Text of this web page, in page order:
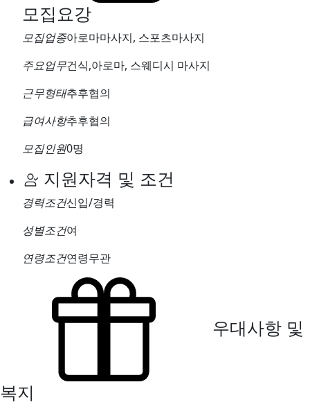
모집요강
모집업종아로마마사지, 스포츠마사지
주요업무건식,아로마, 스웨디시 마사지
근무형태추후협의
급여사항추후협의
모집인원0명
지원자격 및 조건
경력조건신입/경력
성별조건여
연령조건연령무관
우대사항 및
복지